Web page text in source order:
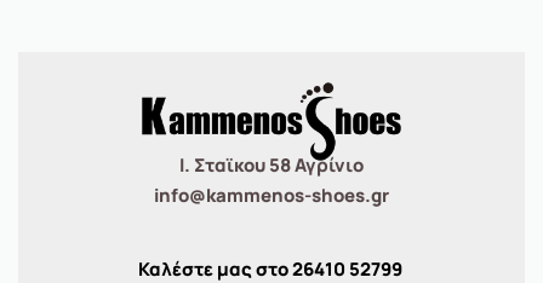
Ι. Σταϊκου 58 Αγρίνιο
info@kammenos-shoes.gr
Καλέστε μας στο26410 52799